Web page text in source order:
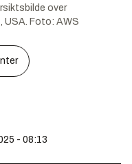
over
USA.
Foto: AWS
- 08:13